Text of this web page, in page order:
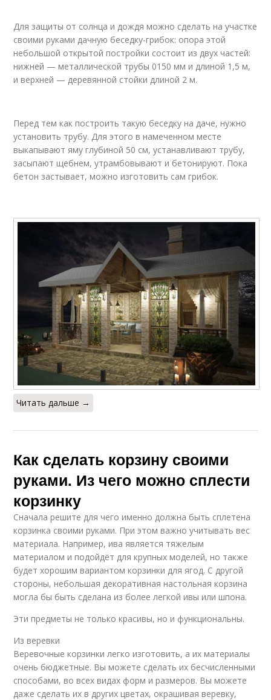
Для защиты от солнца и дождя можно сделать на участке
своими руками дачную беседку-грибок: опора этой
небольшой открытой постройки состоит из двух частей:
нижней — металлической трубы 0150 мм и длиной 1,5 м,
и верхней — деревянной стойки длиной 2 м.
Перед тем как построить такую беседку на даче, нужно
установить трубу. Для этого в намеченном месте
выкапывают яму глубиной 50 см, устанавливают трубу,
засыпают щебнем, утрамбовывают и бетонируют. Пока
бетон застывает, можно изготовить сам грибок.
Читать дальше →
Как сделать корзину своими
руками. Из чего можно сплести
корзинку
Сначала решите для чего именно должна быть сплетена
корзинка своими руками. При этом важно учитывать вес
материала. Например, ива является тяжелым
материалом и подойдёт для крупных моделей, но также
будет хорошим вариантом корзинки для ягод. С другой
стороны, небольшая декоративная настольная корзина
могла бы быть сделана из более легкой ивы или шпона.
Эти предметы не только красивы, но и функциональны.
Из веревки
Веревочные корзинки легко изготовить, а их материалы
очень бюджетные. Вы можете сделать их бесчисленными
способами, во всех видах форм и размеров. Вы можете
даже сделать их в других цветах, окрашивая веревку,